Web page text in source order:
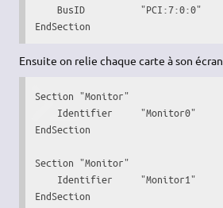
    BusID          "PCI:7:0:0"
EndSection
Ensuite on relie chaque carte à son écran
Section "Monitor"
    Identifier     "Monitor0"
EndSection
Section "Monitor"
    Identifier     "Monitor1"
EndSection